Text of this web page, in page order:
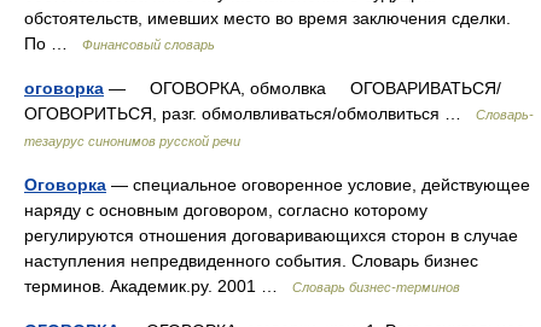
обстоятельств, имевших место во время заключения сделки.
По …
Финансовый словарь
оговорка — ОГОВОРКА, обмолвка ОГОВАРИВАТЬСЯ/
ОГОВОРИТЬСЯ, разг. обмолвливаться/обмолвиться …
Словарь-
тезаурус синонимов русской речи
Оговорка — специальное оговоренное условие, действующее
наряду с основным договором, согласно которому
регулируются отношения договаривающихся сторон в случае
наступления непредвиденного события. Словарь бизнес
терминов. Академик.ру. 2001 …
Словарь бизнес-терминов